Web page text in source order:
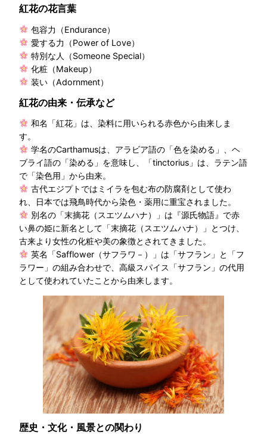
紅花の花言葉
包容力（Endurance）
愛する力（Power of Love）
特別な人（Someone Special）
化粧（Makeup）
装い（Adornment）
紅花の由来・伝承など
和名「紅花」は、染料に用いられる赤色から由来しま
す。
学名のCarthamusは、アラビア語の「色を染める」、ヘ
ブライ語の「染める」を意味し、「tinctorius」は、ラテン語
で「染色用」から由来。
古代エジプトではミイラを包む布の防腐剤として使わ
れ、日本では飛鳥時代から染色・薬用に重宝されました。
別名の「末摘花（スエツムハナ）」は『源氏物語』で赤
い鼻の姫に新名として「末摘花（スエツムハナ）」とつけ、
古来より女性の化粧や美の象徴とされてきました。
英名「Safflower（サフラワ－）」は「サフラン」と「フ
ラワー」の組み合わせで、高級スパイス「サフラン」の代用
として使われていたことから由来します。
歴史・文化・風景との関わり